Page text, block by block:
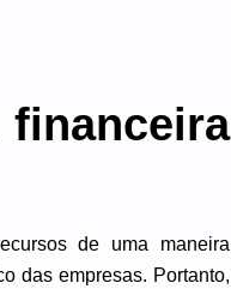
de uma maneira
das empresas. Portanto,